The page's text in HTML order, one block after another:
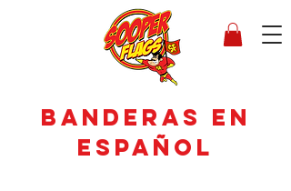
BANDERAS EN
ESPAÑOL